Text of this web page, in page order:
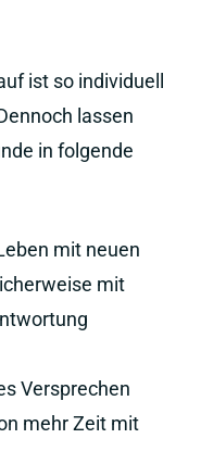
ist so individuell
lassen
in folgende
mit neuen
mit
Versprechen
mehr Zeit mit